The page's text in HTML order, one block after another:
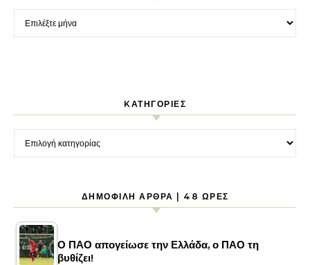
KΑΤΗΓΟΡΊΕΣ
ΔΗΜΟΦΙΛΉ ΆΡΘΡΑ | 48 ΏΡΕΣ
Ο ΠΑΟ απογείωσε την Ελλάδα, ο ΠΑΟ τη
βυθίζει!